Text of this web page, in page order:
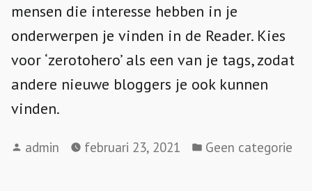
mensen die interesse hebben in je
onderwerpen je vinden in de Reader. Kies
voor ‘zerotohero’ als een van je tags, zodat
andere nieuwe bloggers je ook kunnen
vinden.
Geplaatst
admin februari 23, 2021
Geplaatst
Geen categorie